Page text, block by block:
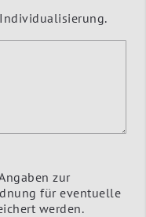
zur
für eventuelle
werden.